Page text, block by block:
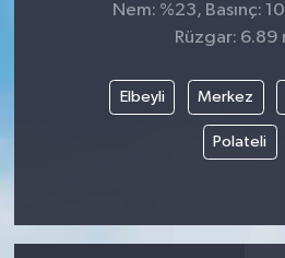
Nem: %23, Basınç:
Rüzgar: 6.89
Elbeyli Merkez
Polateli